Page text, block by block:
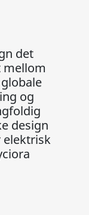
det
mellom
og
design